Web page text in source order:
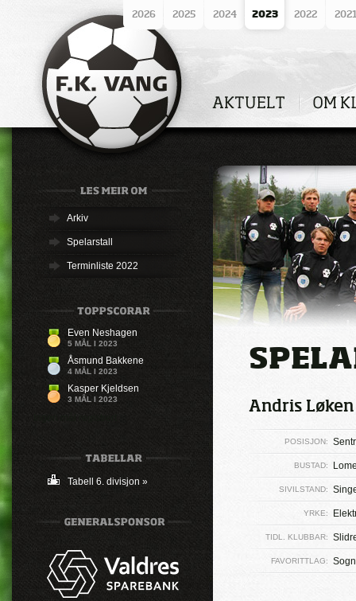
2026 2025 2024 2023 2022
Arkiv
Spelarstall
Terminliste 2022
Even Neshagen
5 MÅL I 2023
Åsmund Bakkene
4 MÅL I 2023
Kasper Kjeldsen
3 MÅL I 2023
Tabell 6. divisjon »
Andris
POSISJON:
BUSTAD:
SIVILSTAND:
YRKE:
TIDL. KLUBBAR:
FAVORITTLAG: